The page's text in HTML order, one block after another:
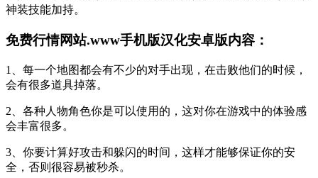
神装技能加持。
免费行情网站.www手机版汉化安卓版内容：
1、每一个地图都会有不少的对手出现，在击败他们的时候，
会有很多道具掉落。
2、各种人物角色你是可以使用的，这对你在游戏中的体验感
会丰富很多。
3、你要计算好攻击和躲闪的时间，这样才能够保证你的安
全，否则很容易被秒杀。